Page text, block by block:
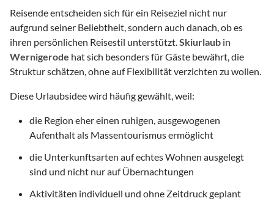
Reisende entscheiden sich für ein Reiseziel nicht nur
aufgrund seiner Beliebtheit, sondern auch danach, ob es
ihren persönlichen Reisestil unterstützt.Skiurlaub in
Wernigerode hat sich besonders für Gäste bewährt, die
Struktur schätzen, ohne auf Flexibilität verzichten zu wollen.
Diese Urlaubsidee wird häufig gewählt, weil:
die Region eher einen ruhigen, ausgewogenen
Aufenthalt als Massentourismus ermöglicht
die Unterkunftsarten auf echtes Wohnen ausgelegt
sind und nicht nur auf Übernachtungen
Aktivitäten individuell und ohne Zeitdruck geplant